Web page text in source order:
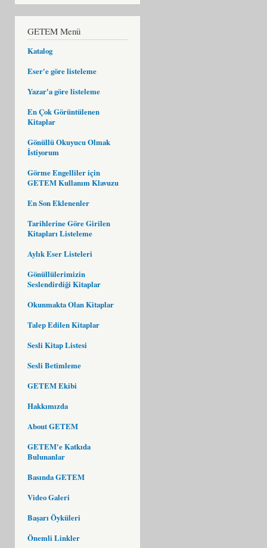
GETEM Menü
Katalog
Eser'e göre listeleme
Yazar'a göre listeleme
En Çok Görüntülenen
Kitaplar
Gönüllü Okuyucu Olmak
İstiyorum
Görme Engelliler için
GETEM Kullanım Klavuzu
En Son Eklenenler
Tarihlerine Göre Girilen
Kitapları Listeleme
Aylık Eser Listeleri
Gönüllülerimizin
Seslendirdiği Kitaplar
Okunmakta Olan Kitaplar
Talep Edilen Kitaplar
Sesli Kitap Listesi
Sesli Betimleme
GETEM Ekibi
Hakkımızda
About GETEM
GETEM'e Katkıda
Bulunanlar
Basında GETEM
Video Galeri
Başarı Öyküleri
Önemli Linkler